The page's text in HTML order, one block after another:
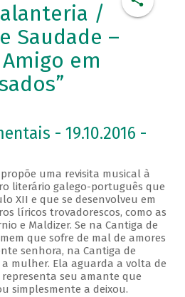
/
Saudade –
em
- 19.10.2016 -
uma revisita musical à
literário galego-português que
XII e que se desenvolveu em
líricos trovadorescos, como as
e Maldizer. Se na Cantiga de
que sofre de mal de amores
senhora, na Cantiga de
mulher. Ela aguarda a volta de
representa seu amante que
simplesmente a deixou.